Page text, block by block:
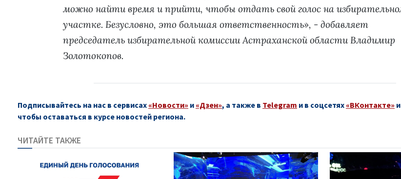
можно найти время и прийти, чтобы отдать свой голос на
участке. Безусловно, это большая ответственность», - добавляет
председатель избирательной комиссии Астраханской области Владимир
Золотокопов.
Подписывайтесь на нас в сервисах «Новости» и «Дзен», а также в Telegram и в соцсетях «ВКонтакте» и
чтобы оставаться в курсе новостей региона.
ЧИТАЙТЕ ТАКЖЕ